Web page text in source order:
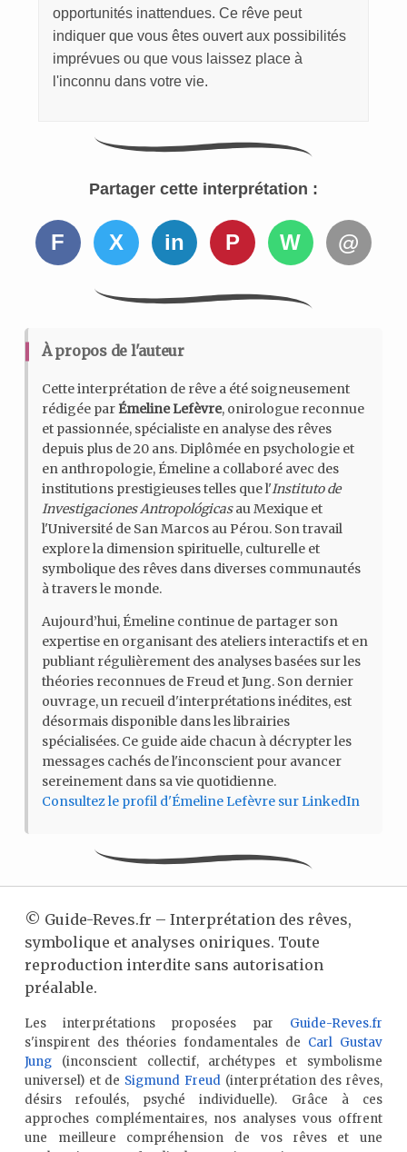
opportunités inattendues. Ce rêve peut
indiquer que vous êtes ouvert aux possibilités
imprévues ou que vous laissez place à
l'inconnu dans votre vie.
Partager cette interprétation :
F X in P W @
À propos de l'auteur
Cette interprétation de rêve a été soigneusement
rédigée parÉmeline Lefèvre, onirologue reconnue
et passionnée, spécialiste en analyse des rêves
depuis plus de 20 ans. Diplômée en psychologie et
en anthropologie, Émeline a collaboré avec des
institutions prestigieuses telles que l'Instituto de
Investigaciones Antropológicasau Mexique et
l'Université de San Marcos au Pérou. Son travail
explore la dimension spirituelle, culturelle et
symbolique des rêves dans diverses communautés
à travers le monde.
Aujourd’hui, Émeline continue de partager son
expertise en organisant des ateliers interactifs et en
publiant régulièrement des analyses basées sur les
théories reconnues de Freud et Jung. Son dernier
ouvrage, un recueil d'interprétations inédites, est
désormais disponible dans les librairies
spécialisées. Ce guide aide chacun à décrypter les
messages cachés de l'inconscient pour avancer
sereinement dans sa vie quotidienne.
Consultez le profil d'Émeline Lefèvre sur LinkedIn
© Guide-Reves.fr – Interprétation des rêves,
symbolique et analyses oniriques. Toute
reproduction interdite sans autorisation
préalable.
Les interprétations proposées par Guide-Reves.fr
s'inspirent des théories fondamentales de Carl Gustav
Jung(inconscient collectif, archétypes et symbolisme
universel) et de Sigmund Freud(interprétation des rêves,
désirs refoulés, psyché individuelle). Grâce à ces
approches complémentaires, nos analyses vous offrent
une meilleure compréhension de vos rêves et une